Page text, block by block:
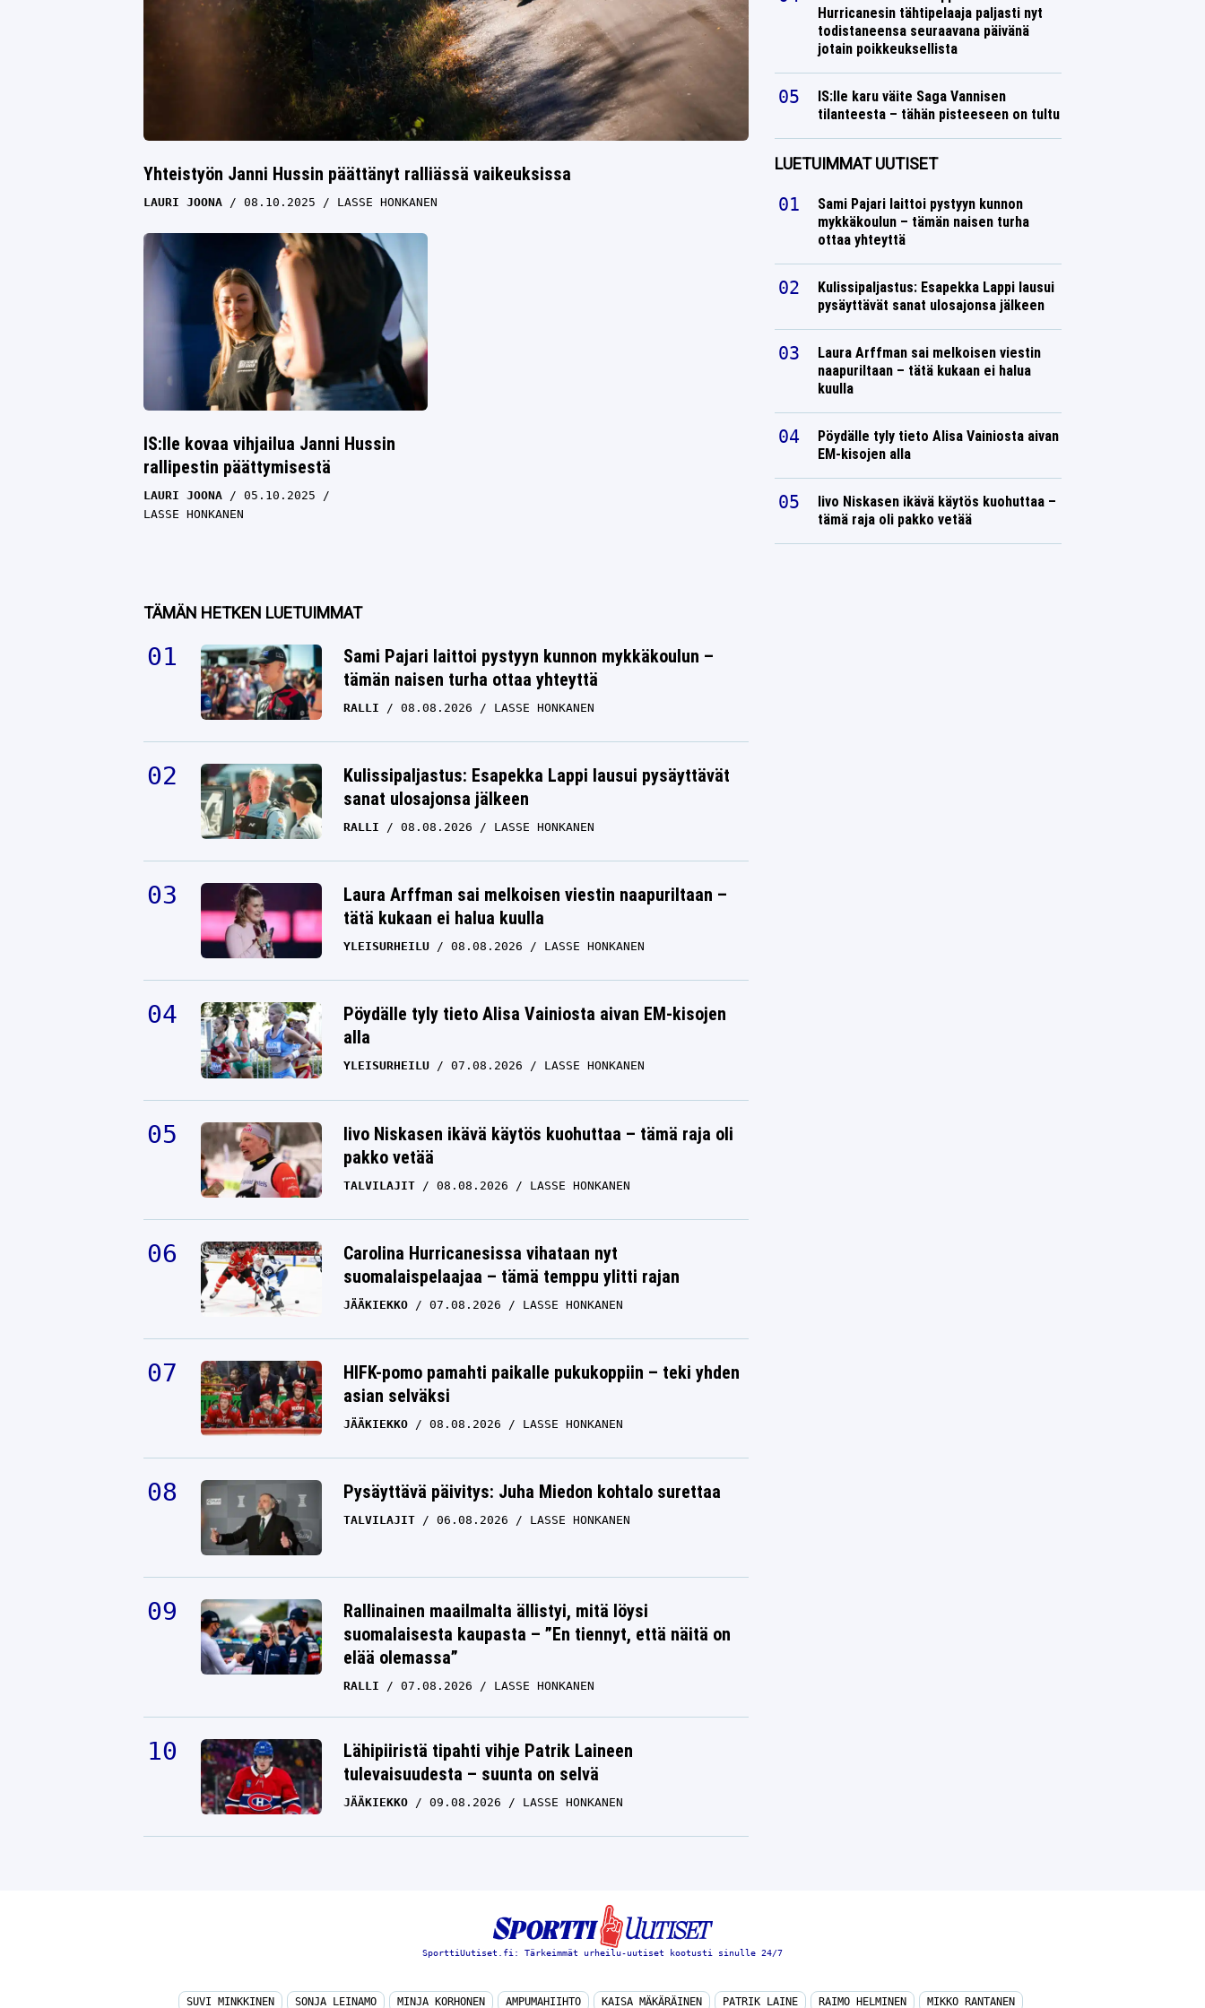
Yhteistyön Janni Hussin päättänyt ralliässä vaikeuksissa
LAURI JOONA 08.10.2025 LASSE HONKANEN
IS:lle kovaa vihjailua Janni Hussin
rallipestin päättymisestä
LAURI JOONA
05.10.2025
LASSE HONKANEN
TÄMÄN HETKEN LUETUIMMAT
Sami Pajari laittoi pystyyn kunnon mykkäkoulun –
tämän naisen turha ottaa yhteyttä
RALLI 08.08.2026 LASSE HONKANEN
Kulissipaljastus: Esapekka Lappi lausui pysäyttävät
sanat ulosajonsa jälkeen
RALLI 08.08.2026 LASSE HONKANEN
Laura Arffman sai melkoisen viestin naapuriltaan –
tätä kukaan ei halua kuulla
YLEISURHEILU 08.08.2026 LASSE HONKANEN
Pöydälle tyly tieto Alisa Vainiosta aivan EM-kisojen
alla
YLEISURHEILU 07.08.2026 LASSE HONKANEN
Iivo Niskasen ikävä käytös kuohuttaa – tämä raja oli
pakko vetää
TALVILAJIT 08.08.2026 LASSE HONKANEN
Carolina Hurricanesissa vihataan nyt
suomalaispelaajaa – tämä temppu ylitti rajan
JÄÄKIEKKO 07.08.2026 LASSE HONKANEN
HIFK-pomo pamahti paikalle pukukoppiin – teki yhden
asian selväksi
JÄÄKIEKKO 08.08.2026 LASSE HONKANEN
Pysäyttävä päivitys: Juha Miedon kohtalo surettaa
TALVILAJIT 06.08.2026 LASSE HONKANEN
Rallinainen maailmalta ällistyi, mitä löysi
suomalaisesta kaupasta – ”En tiennyt, että näitä on
elää olemassa”
RALLI 07.08.2026 LASSE HONKANEN
Lähipiiristä tipahti vihje Patrik Laineen
tulevaisuudesta – suunta on selvä
JÄÄKIEKKO 09.08.2026 LASSE HONKANEN
Hurricanesin tähtipelaaja paljasti nyt
todistaneensa seuraavana päivänä
jotain poikkeuksellista
IS:lle karu väite Saga Vannisen
tilanteesta – tähän pisteeseen on tultu
LUETUIMMAT UUTISET
Sami Pajari laittoi pystyyn kunnon
mykkäkoulun – tämän naisen turha
ottaa yhteyttä
Kulissipaljastus: Esapekka Lappi lausui
pysäyttävät sanat ulosajonsa jälkeen
Laura Arffman sai melkoisen viestin
naapuriltaan – tätä kukaan ei halua
kuulla
Pöydälle tyly tieto Alisa Vainiosta aivan
EM-kisojen alla
Iivo Niskasen ikävä käytös kuohuttaa –
tämä raja oli pakko vetää
SporttiUutiset.fi: Tärkeimmät urheilu-uutiset kootusti sinulle 24/7
SUVI MINKKINEN SONJA LEINAMO MINJA KORHONEN AMPUMAHIIHTO KAISA MÄKÄRÄINEN PATRIK LAINE RAIMO HELMINEN MIKKO RANTANEN